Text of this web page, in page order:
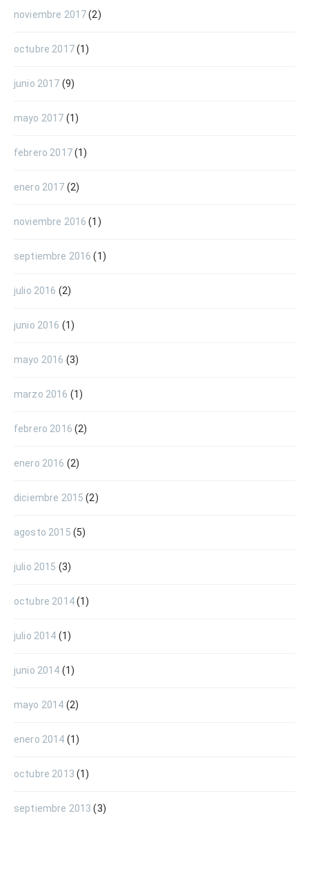
noviembre 2017(2)
octubre 2017(1)
junio 2017 (9)
mayo 2017 (1)
febrero 2017(1)
enero 2017 (2)
noviembre 2016 (1)
septiembre 2016 (1)
julio 2016 (2)
junio 2016 (1)
mayo 2016 (3)
marzo 2016 (1)
febrero 2016 (2)
enero 2016 (2)
diciembre 2015 (2)
agosto 2015 (5)
julio 2015 (3)
octubre 2014(1)
julio 2014 (1)
junio 2014 (1)
mayo 2014 (2)
enero 2014 (1)
octubre 2013 (1)
septiembre 2013 (3)